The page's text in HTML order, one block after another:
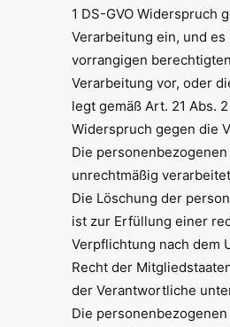
1 DS-GVO Widerspruch
Verarbeitung ein, und
vorrangigen
Verarbeitung vor, oder
legt gemäß Art. 21 Abs.
Widerspruch gegen die
Die
unrechtmäßig
Die Löschung der
ist zur Erfüllung einer
Verpflichtung nach dem
Recht der
der Verantwortliche
Die